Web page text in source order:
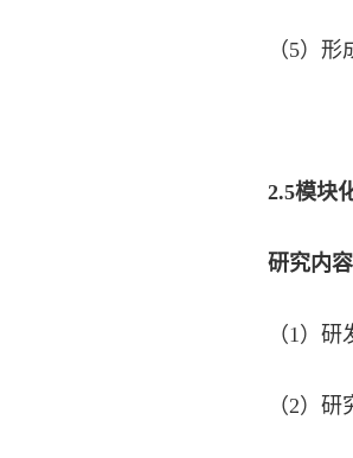
（5）
2.5模块
研究内
（1）
（2）